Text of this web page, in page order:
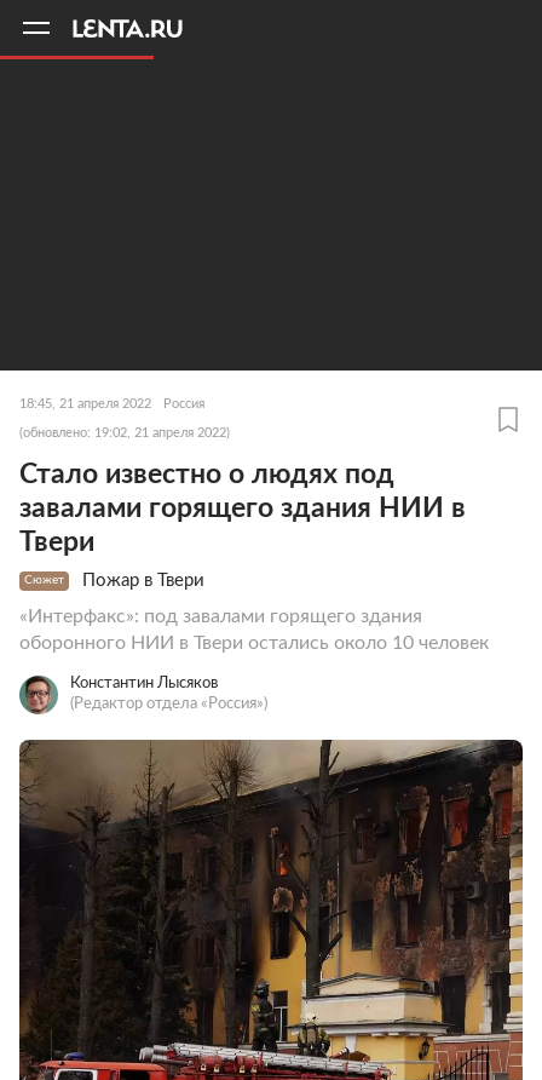
18:45, 21 апреля 2022 Россия
(обновлено: 19:02, 21 апреля 2022)
Стало известно о людях под
завалами горящего здания НИИ в
Твери
Сюжет Пожар в Твери
«Интерфакс»: под завалами горящего здания
оборонного НИИ в Твери остались около 10 человек
Константин Лысяков
(Редактор отдела «Россия»)